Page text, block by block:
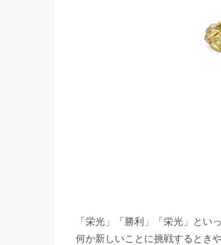
「栄光」「勝利」「栄光」とい
何か新しいことに挑戦するとき